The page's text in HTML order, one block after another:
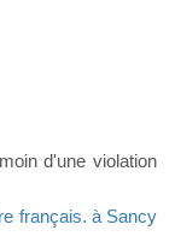
d'une violation
français. à Sancy